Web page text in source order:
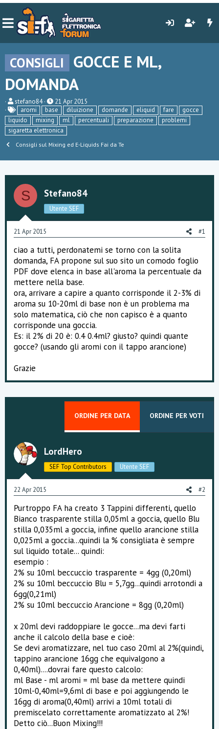
CONSIGLI
GOCCE E ML,
DOMANDA
C
r
e
a
t
c
u
s
n
stefano84
D
a
t
a
d
i
21 Apr 2015
aromi
base diluizione domande eliquid fare
gocce
liquido
mixing ml percentuali preparazione
problemi
sigaretta elettronica
Consigli sul Mixing ed E-Liquids Fai da Te
S Stefano84
Utente SEF
21 Apr 2015 #1
ciao a tutti, perdonatemi se torno con la solita
domanda, FA propone sul suo sito un comodo foglio
PDF dove elenca in base all'aroma la percentuale da
mettere nella base.
ora, arrivare a capire a quanto corrisponde il 2-3% di
aroma su 10-20ml di base non è un problema ma
solo matematica, ciò che non capisco è a quanto
corrisponde una goccia.
Es: il 2% di 20 è: 0.4 0.4ml? giusto? quindi quante
gocce? (usando gli aromi con il tappo arancione)
Grazie
ORDINE PER DATA ORDINE PER VOTI
LordHero
SEF Top Contributors Utente SEF
22 Apr 2015 #2
Purtroppo FA ha creato 3 Tappini differenti, quello
Bianco trasparente stilla 0,05ml a goccia, quello Blu
stilla 0,035ml a goccia, infine quello arancione stilla
0,025ml a goccia...quindi la % consigliata è sempre
sul liquido totale... quindi:
esempio :
2% su 10ml beccuccio trasparente = 4gg (0,20ml)
2% su 10ml beccuccio Blu = 5,7gg...quindi arrotondi a
6gg(0,21ml)
2% su 10ml beccuccio Arancione = 8gg (0,20ml)
x 20ml devi raddoppiare le gocce...ma devi farti
anche il calcolo della base e cioè:
Se devi aromatizzare, nel tuo caso 20ml al 2%(quindi,
tappino arancione 16gg che equivalgono a
0,40ml)....dovrai fare questo calcolo:
ml Base - ml aromi = ml base da mettere quindi
10ml-0,40ml=9,6ml di base e poi aggiungendo le
16gg di aroma(0,40ml) arrivi a 10ml totali di
premiscelato correttamente aromatizzato al 2%!
Detto ciò...Buon Mixing!!!